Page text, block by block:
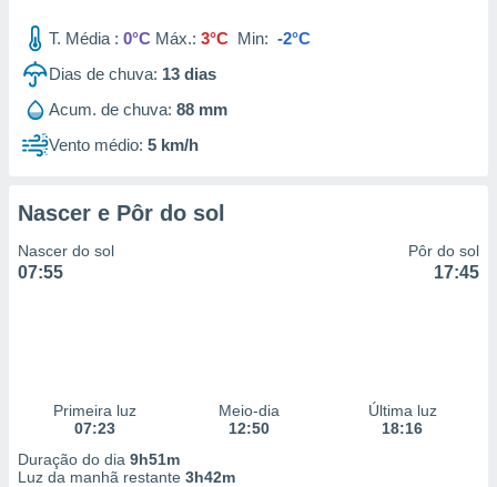
T. Média : 0°C Máx.: 3°C Min: -2°C
Dias de chuva: 13 dias
Acum. de chuva: 88 mm
Vento médio: 5 km/h
Nascer e Pôr do sol
Nascer do sol
07:55
Pôr do sol
17:45
Primeira luz
07:23
Meio-dia
12:50
Última luz
18:16
Duração do dia 9h51m
Luz da manhã restante 3h42m